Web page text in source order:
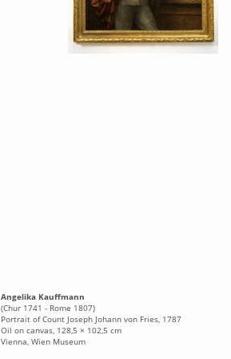
Angelika Kauffmann
(Chur 1741 - Rome 1807)
Portrait of Count Joseph Johann von Fries, 1787
Oil on canvas, 128,5 × 102,5 cm
Vienna, Wien Museum